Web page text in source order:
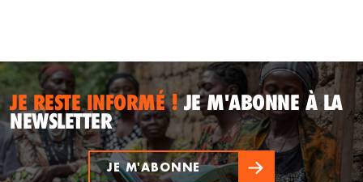
JE RESTE INFORMÉ !JE M'ABONNE À LA
NEWSLETTER
JE M'ABONNE